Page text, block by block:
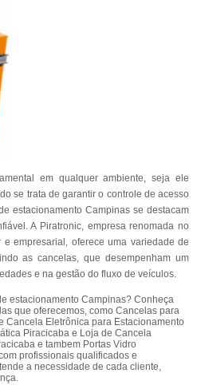
em qualquer ambiente, seja ele
se trata de garantir o controle de acesso
estacionamento Campinas se destacam
A Piratronic, empresa renomada no
empresarial, oferece uma variedade de
as cancelas, que desempenham um
e na gestão do fluxo de veículos.
estacionamento Campinas? Conheça
que oferecemos, como Cancelas para
Cancela Eletrônica para Estacionamento
Piracicaba e Loja de Cancela
e tambem Portas Vidro
profissionais qualificados e
a necessidade de cada cliente,